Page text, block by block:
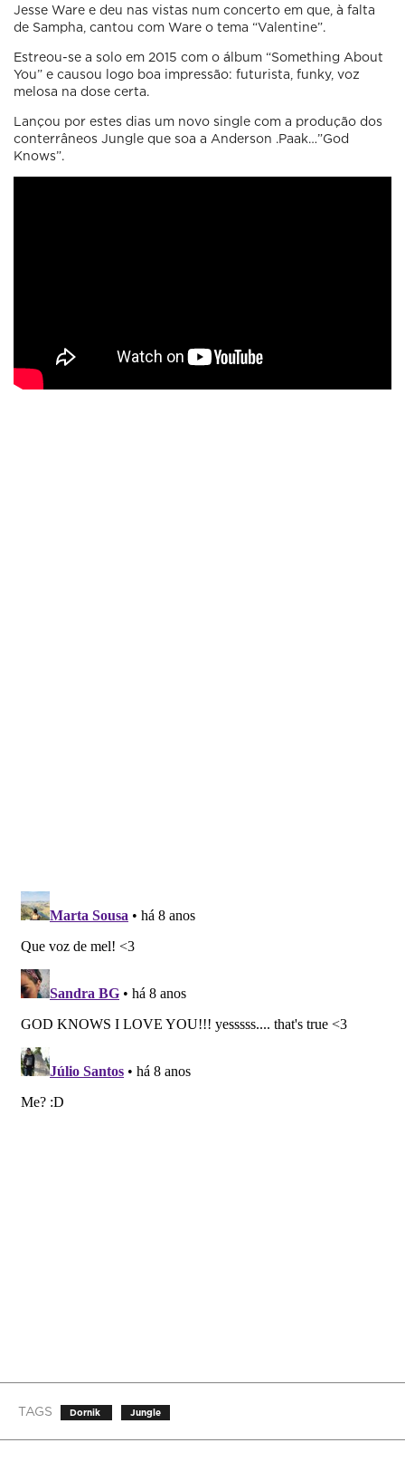
Jesse Ware e deu nas vistas num concerto em que, à falta
de Sampha, cantou com Ware o tema “Valentine”.
Estreou-se a solo em 2015 com o álbum “Something About
You” e causou logo boa impressão: futurista, funky, voz
melosa na dose certa.
Lançou por estes dias um novo single com a produção dos
conterrâneos Jungle que soa a Anderson .Paak…”God
Knows”.
TAGS Dornik Jungle